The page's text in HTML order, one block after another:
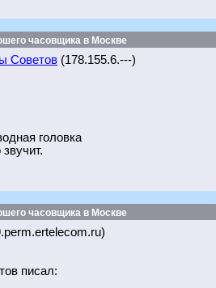
часовщика в Москве
Советов (178.155.6.---)
головка
часовщика в Москве
писал: